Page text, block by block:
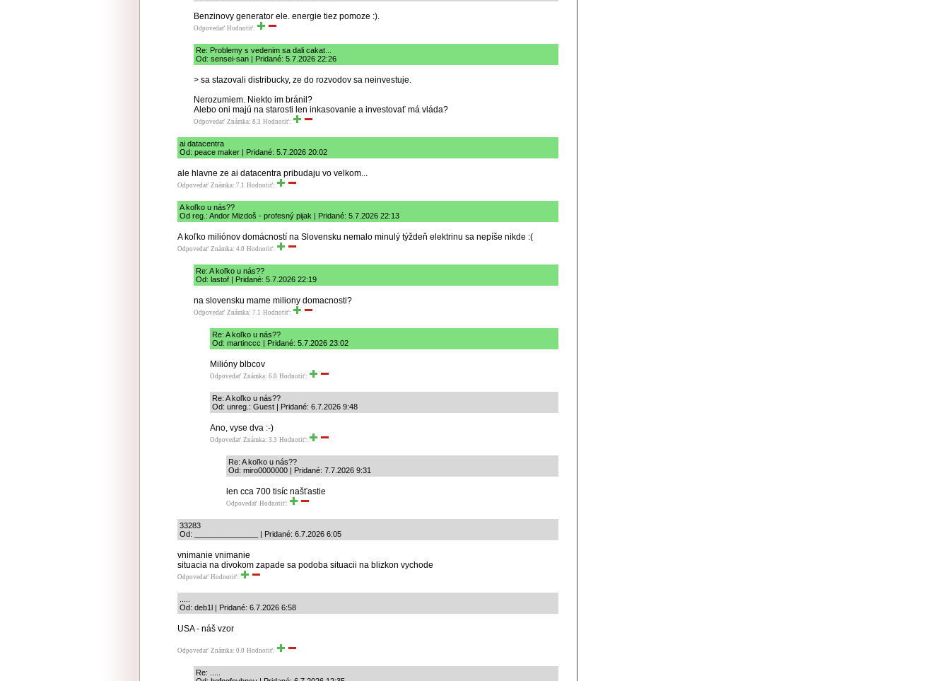
Benzinovy generator ele. energie tiez pomoze :).
Odpovedať Hodnotiť:
Re: Problemy s vedenim sa dali cakat...
Od: sensei-san | Pridané: 5.7.2026 22:26
> sa stazovali distribucky, ze do rozvodov sa neinvestuje.
Nerozumiem. Niekto im bránil?
Alebo oni majú na starosti len inkasovanie a investovať má vláda?
Odpovedať Známka: 8.3 Hodnotiť:
ai datacentra
Od: peace maker | Pridané: 5.7.2026 20:02
ale hlavne ze ai datacentra pribudaju vo velkom...
Odpovedať Známka: 7.1 Hodnotiť:
A koľko u nás??
Od reg.: Andor Mizdoš - profesný pijak | Pridané: 5.7.2026 22:13
A koľko miliónov domácností na Slovensku nemalo minulý týždeň elektrinu sa nepíše nikde :(
Odpovedať Známka: 4.0 Hodnotiť:
Re: A koľko u nás??
Od: lastof | Pridané: 5.7.2026 22:19
na slovensku mame miliony domacnosti?
Odpovedať Známka: 7.1 Hodnotiť:
Re: A koľko u nás??
Od: martinccc | Pridané: 5.7.2026 23:02
Milióny blbcov
Odpovedať Známka: 6.0 Hodnotiť:
Re: A koľko u nás??
Od: unreg.: Guest | Pridané: 6.7.2026 9:48
Ano, vyse dva :-)
Odpovedať Známka: 3.3 Hodnotiť:
Re: A koľko u nás??
Od: miro0000000 | Pridané: 7.7.2026 9:31
len cca 700 tisíc našťastie
Odpovedať Hodnotiť:
33283
Od: _______________ | Pridané: 6.7.2026 6:05
vnimanie vnimanie
situacia na divokom zapade sa podoba situacii na blizkon vychode
Odpovedať Hodnotiť:
Od: deb1l | Pridané: 6.7.2026 6:58
USA - náš vzor
Odpovedať Známka: 0.0 Hodnotiť:
Re: .....